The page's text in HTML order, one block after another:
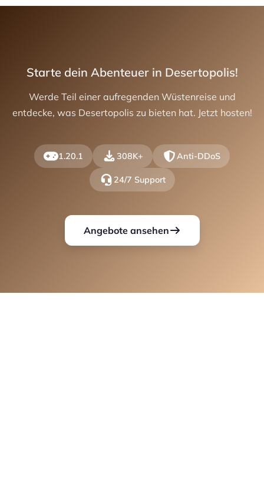
Starte dein Abenteuer in Desertopolis!
Werde Teil einer aufregenden Wüstenreise und
entdecke, was Desertopolis zu bieten hat. Jetzt hosten!
1.20.1 308K+ Anti-DDoS
24/7 Support
Angebote ansehen